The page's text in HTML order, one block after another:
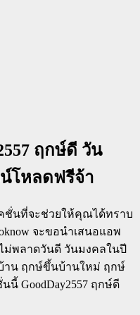
ฤกษ์ดี วัน
โหลดฟรีจ้า
ชั่นที่จะช่วยให้คุณได้ทราบ
จะขอนำเสนอแอพ
พลาดวันดี วันมงคลในปี
าน ฤกษ์ขึ้นบ้านใหม่ ฤกษ์
GoodDay2557 ฤกษ์ดี